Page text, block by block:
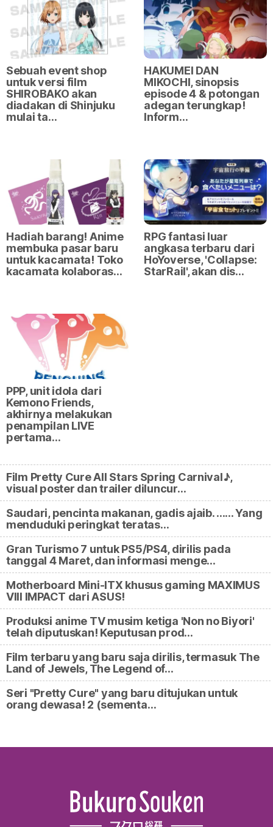
Sebuah event shop
untuk versi film
SHIROBAKO akan
diadakan di Shinjuku
mulai ta…
HAKUMEI DAN
MIKOCHI, sinopsis
episode 4 & potongan
adegan terungkap!
Inform…
Hadiah barang! Anime
membuka pasar baru
untuk kacamata! Toko
kacamata kolaboras…
RPG fantasi luar
angkasa terbaru dari
HoYoverse, 'Collapse:
StarRail', akan dis…
PPP, unit idola dari
Kemono Friends,
akhirnya melakukan
penampilan LIVE
pertama…
Film Pretty Cure All Stars Spring Carnival♪,
visual poster dan trailer diluncur…
Saudari, pencinta makanan, gadis ajaib. ...... Yang
menduduki peringkat teratas…
Gran Turismo 7 untuk PS5/PS4, dirilis pada
tanggal 4 Maret, dan informasi menge…
Motherboard Mini-ITX khusus gaming MAXIMUS
VIII IMPACT dari ASUS!
Produksi anime TV musim ketiga 'Non no Biyori'
telah diputuskan! Keputusan prod…
Film terbaru yang baru saja dirilis, termasuk The
Land of Jewels, The Legend of…
Seri "Pretty Cure" yang baru ditujukan untuk
orang dewasa! 2 (sementa…